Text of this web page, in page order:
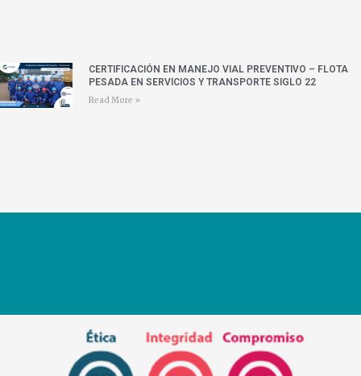
CERTIFICACIÓN EN MANEJO VIAL PREVENTIVO – FLOTA
PESADA EN SERVICIOS Y TRANSPORTE SIGLO 22
Read More »